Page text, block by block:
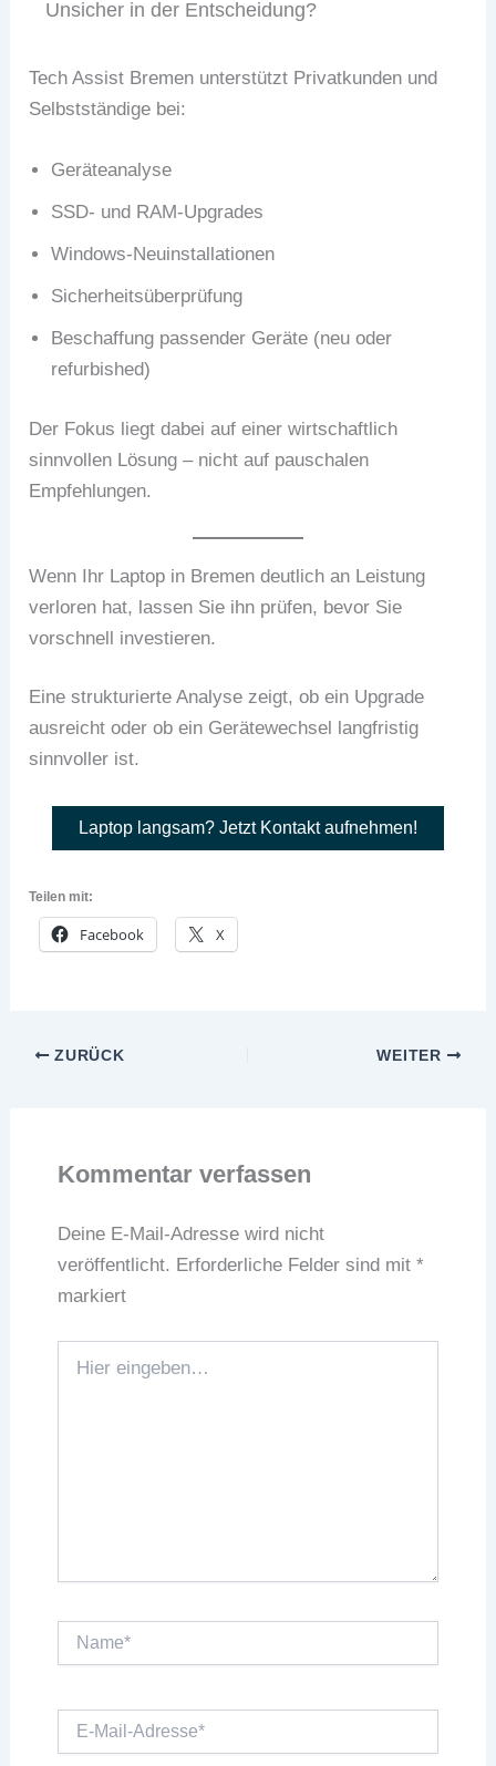
Unsicher in der Entscheidung?
Tech Assist Bremen unterstützt Privatkunden und
Selbstständige bei:
Geräteanalyse
SSD- und RAM-Upgrades
Windows-Neuinstallationen
Sicherheitsüberprüfung
Beschaffung passender Geräte (neu oder
refurbished)
Der Fokus liegt dabei auf einer wirtschaftlich
sinnvollen Lösung – nicht auf pauschalen
Empfehlungen.
Wenn Ihr Laptop in Bremen deutlich an Leistung
verloren hat, lassen Sie ihn prüfen, bevor Sie
vorschnell investieren.
Eine strukturierte Analyse zeigt, ob ein Upgrade
ausreicht oder ob ein Gerätewechsel langfristig
sinnvoller ist.
Laptop langsam? Jetzt Kontakt aufnehmen!
Teilen mit:
Facebook X
ZURÜCK WEITER
Kommentar verfassen
Deine E-Mail-Adresse wird nicht
veröffentlicht. Erforderliche Felder sind mit *
markiert
eingeben…
Name*
Mail-